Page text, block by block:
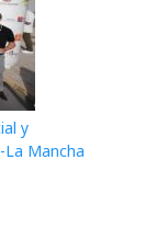
y
Mancha